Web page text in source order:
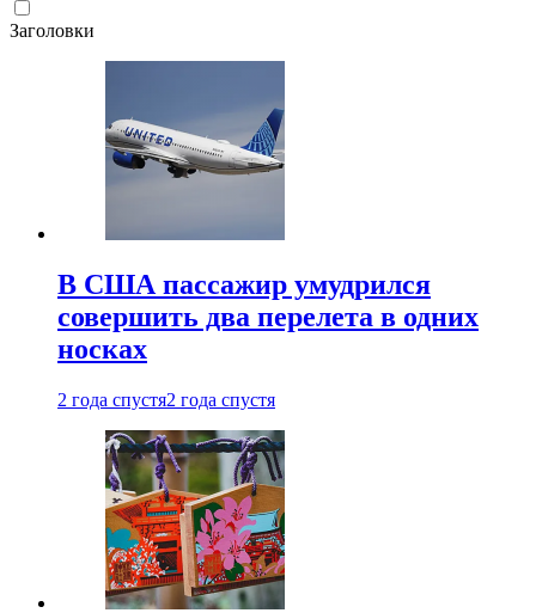
Заголовки
В США пассажир умудрился
совершить два перелета в одних
носках
2 года спустя2 года спустя